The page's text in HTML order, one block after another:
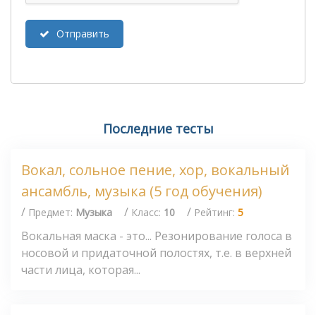
Отправить
Последние тесты
Вокал, сольное пение, хор, вокальный
ансамбль, музыка (5 год обучения)
/ Предмет: Музыка / Класс: 10 / Рейтинг: 5
Вокальная маска - это... Резонирование голоса в
носовой и придаточной полостях, т.е. в верхней
части лица, которая...